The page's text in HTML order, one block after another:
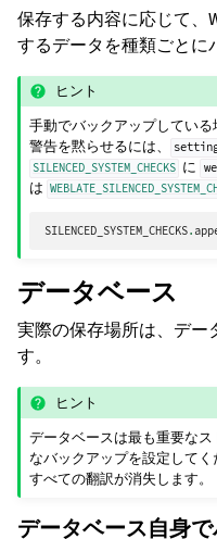
保存する内容に応じて、
するデータを種類ごとに
ヒント
手動でバックアップしてい
警告を黙らせるには、
SILENCED_SYSTEM_CHECKS に
は
SILENCED_SYSTEM_CHECKS.
データベース
実際の保存場所は、デー
す。
ヒント
データベースは最も重要な
なバックアップを設定してく
すべての翻訳が消失します。
データベース自身